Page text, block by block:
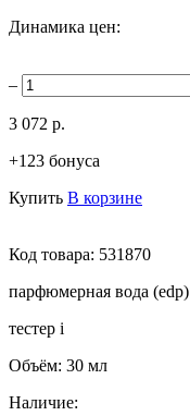
Динамика цен:
–
3 072 р.
+123 бонуса
Купить В корзине
Код товара: 531870
парфюмерная вода (edp)
тестер i
Объём: 30 мл
Наличие: